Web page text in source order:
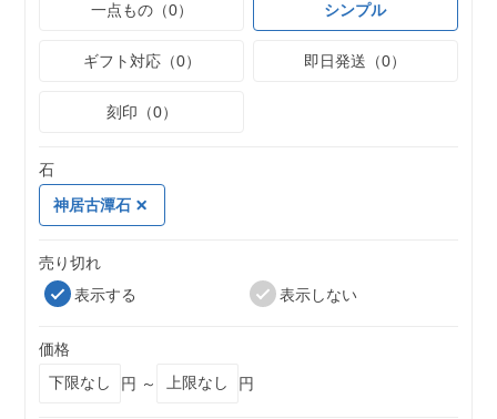
一点もの（0）
シンプル
ギフト対応（0） 即日発送（0）
刻印（0）
石
神居古潭石
売り切れ
表示する
表示しない
価格
円 ～
円